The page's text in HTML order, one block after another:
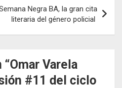
Negra BA, la gran cita
literaria del género policial
“Omar Varela
#11 del ciclo